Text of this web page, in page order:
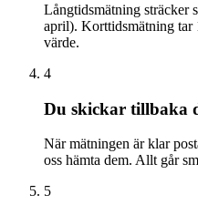
Långtidsmätning sträcker
april). Korttidsmätning tar
värde.
4
Du skickar tillbaka
När mätningen är klar
oss hämta dem. Allt går
5